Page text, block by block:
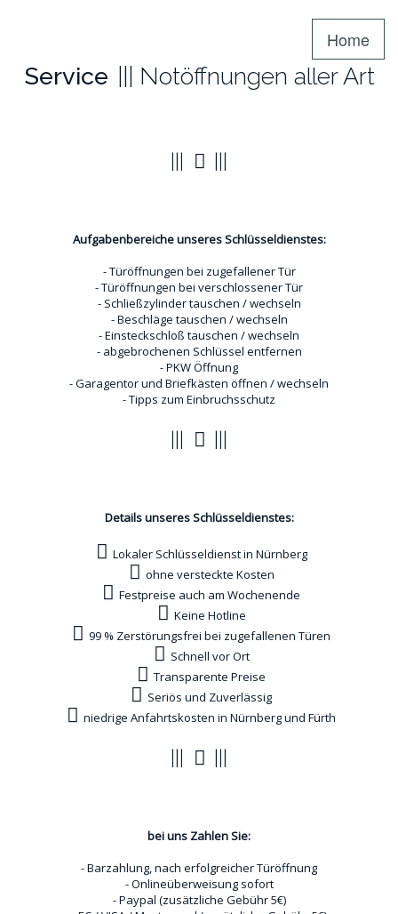
Home
Service Notöffnungen aller Art
Aufgabenbereiche unseres Schlüsseldienstes:
- Türöffnungen bei zugefallener Tür
- Türöffnungen bei verschlossener Tür
- Schließzylinder tauschen / wechseln
- Beschläge tauschen / wechseln
- Einsteckschloß tauschen / wechseln
- abgebrochenen Schlüssel entfernen
- PKW Öffnung
- Garagentor und Briefkästen öffnen / wechseln
- Tipps zum Einbruchsschutz
Details unseres Schlüsseldienstes:
Lokaler Schlüsseldienst in Nürnberg
ohne versteckte Kosten
Festpreise auch am Wochenende
Keine Hotline
99 % Zerstörungsfrei bei zugefallenen Türen
Schnell vor Ort
Transparente Preise
Seriös und Zuverlässig
niedrige Anfahrtskosten in Nürnberg und Fürth
bei uns Zahlen Sie:
- Barzahlung, nach erfolgreicher Türöffnung
- Onlineüberweisung sofort
- Paypal (zusätzliche Gebühr 5€)